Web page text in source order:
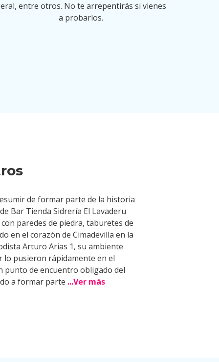
entre otros. No te arrepentirás si vienes
a probarlos.
de formar parte de la historia
Bar Tienda Sidrería El Lavaderu
paredes de piedra, taburetes de
en el corazón de Cimadevilla en la
Arturo Arias 1, su ambiente
lo pusieron rápidamente en el
punto de encuentro obligado del
a formar parte ...Ver más